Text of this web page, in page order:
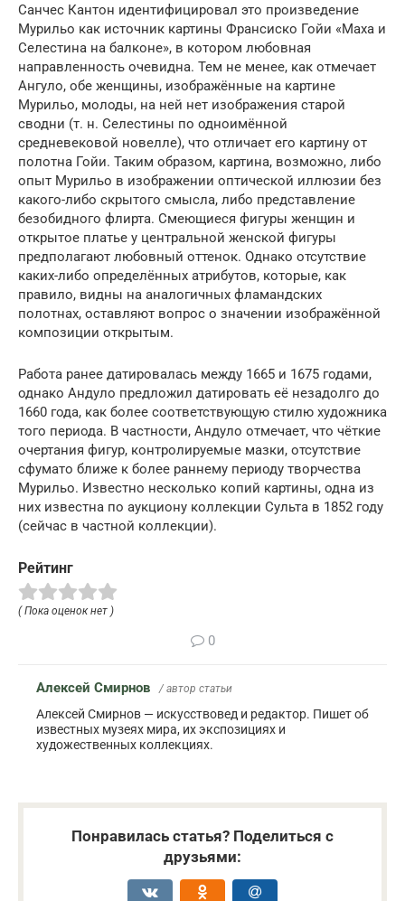
Санчес Кантон идентифицировал это произведение
Мурильо как источник картины Франсиско Гойи «Маха и
Селестина на балконе», в котором любовная
направленность очевидна. Тем не менее, как отмечает
Ангуло, обе женщины, изображённые на картине
Мурильо, молоды, на ней нет изображения старой
сводни (т. н. Селестины по одноимённой
средневековой новелле), что отличает его картину от
полотна Гойи. Таким образом, картина, возможно, либо
опыт Мурильо в изображении оптической иллюзии без
какого-либо скрытого смысла, либо представление
безобидного флирта. Смеющиеся фигуры женщин и
открытое платье у центральной женской фигуры
предполагают любовный оттенок. Однако отсутствие
каких-либо определённых атрибутов, которые, как
правило, видны на аналогичных фламандских
полотнах, оставляют вопрос о значении изображённой
композиции открытым.
Работа ранее датировалась между 1665 и 1675 годами,
однако Андуло предложил датировать её незадолго до
1660 года, как более соответствующую стилю художника
того периода. В частности, Андуло отмечает, что чёткие
очертания фигур, контролируемые мазки, отсутствие
сфумато ближе к более раннему периоду творчества
Мурильо. Известно несколько копий картины, одна из
них известна по аукциону коллекции Сульта в 1852 году
(сейчас в частной коллекции).
Рейтинг
( Пока оценок нет )
0
Алексей Смирнов / автор статьи
Алексей Смирнов — искусствовед и редактор. Пишет об
известных музеях мира, их экспозициях и
художественных коллекциях.
Понравилась статья? Поделиться с
друзьями: